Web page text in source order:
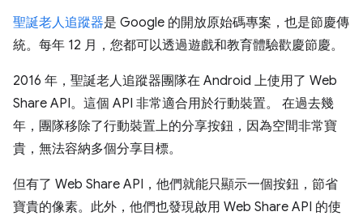
聖誕老人追蹤器是 Google 的開放原始碼專案，也是節慶傳
統。每年 12 月，您都可以透過遊戲和教育體驗歡慶節慶。
2016 年，聖誕老人追蹤器團隊在 Android 上使用了 Web
Share API。這個 API 非常適合用於行動裝置。 在過去幾
年，團隊移除了行動裝置上的分享按鈕，因為空間非常寶
貴，無法容納多個分享目標。
但有了 Web Share API，他們就能只顯示一個按鈕，節省
寶貴的像素。此外，他們也發現啟用 Web Share API 的使